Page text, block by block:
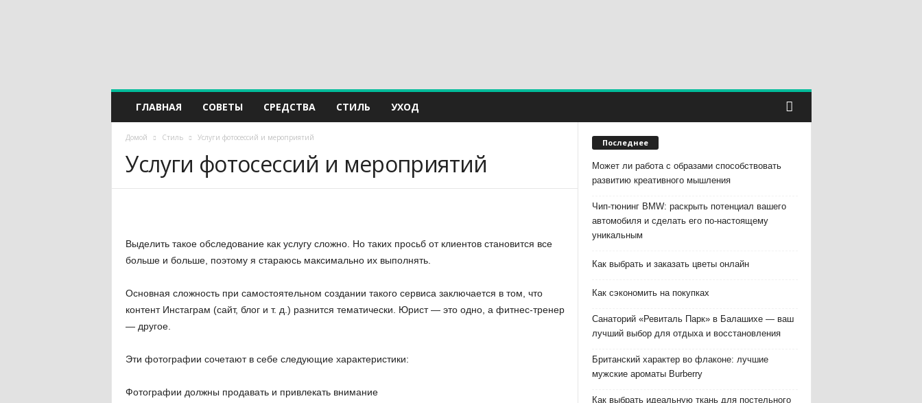
ГЛАВНАЯ СОВЕТЫ СРЕДСТВА СТИЛЬ УХОД
Домой Стиль Услуги фотосессий и мероприятий
Услуги фотосессий и мероприятий
Выделить такое обследование как услугу сложно. Но таких просьб от клиентов становится все
больше и больше, поэтому я стараюсь максимально их выполнять.
Основная сложность при самостоятельном создании такого сервиса заключается в том, что
контент Инстаграм (сайт, блог и т. д.) разнится тематически. Юрист — это одно, а фитнес-тренер
— другое.
Эти фотографии сочетают в себе следующие характеристики:
Фотографии должны продавать и привлекать внимание
Последнее
Может ли работа с образами способствовать
развитию креативного мышления
Чип-тюнинг BMW: раскрыть потенциал вашего
автомобиля и сделать его по-настоящему
уникальным
Как выбрать и заказать цветы онлайн
Как сэкономить на покупках
Санаторий «Ревиталь Парк» в Балашихе — ваш
лучший выбор для отдыха и восстановления
Британский характер во флаконе: лучшие
мужские ароматы Burberry
Как выбрать идеальную ткань для постельного